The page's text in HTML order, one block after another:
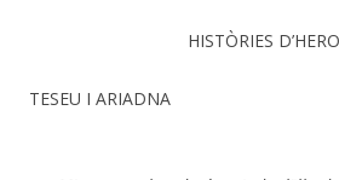
HISTÒRIES
TESEU I ARIADNA